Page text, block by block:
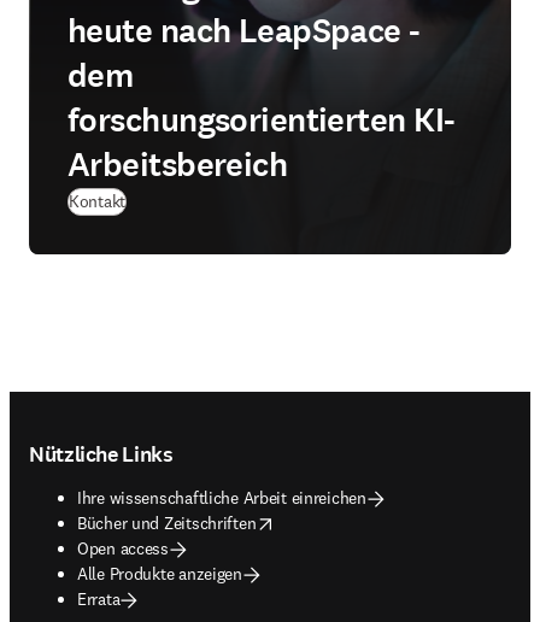
heute nach LeapSpace -
dem
forschungsorientierten KI-
Arbeitsbereich
Kontakt
Nützliche Links
Ihre wissenschaftliche Arbeit einreichen
Bücher und Zeitschriften
opens in new tab/window
Open access
Alle Produkte anzeigen
Errata